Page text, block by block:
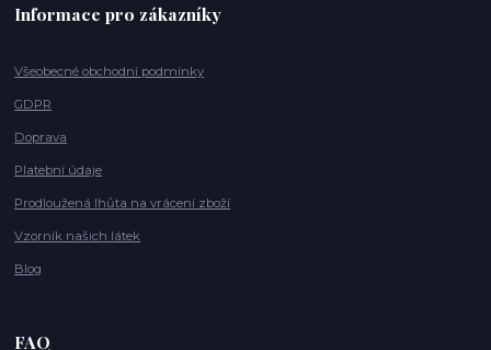
Informace pro zákazníky
Všeobecné obchodní podmínky
GDPR
Doprava
Platební údaje
Prodloužená lhůta na vrácení zboží
Vzorník našich látek
Blog
FAQ